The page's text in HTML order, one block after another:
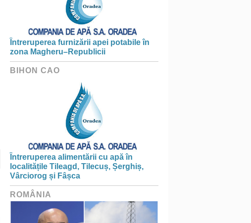
Întreruperea furnizării apei potabile în
zona Magheru–Republicii
BIHON CAO
Întreruperea alimentării cu apă în
localitățile Tileagd, Tilecuș, Șerghiș,
Vârciorog și Fâșca
ROMÂNIA